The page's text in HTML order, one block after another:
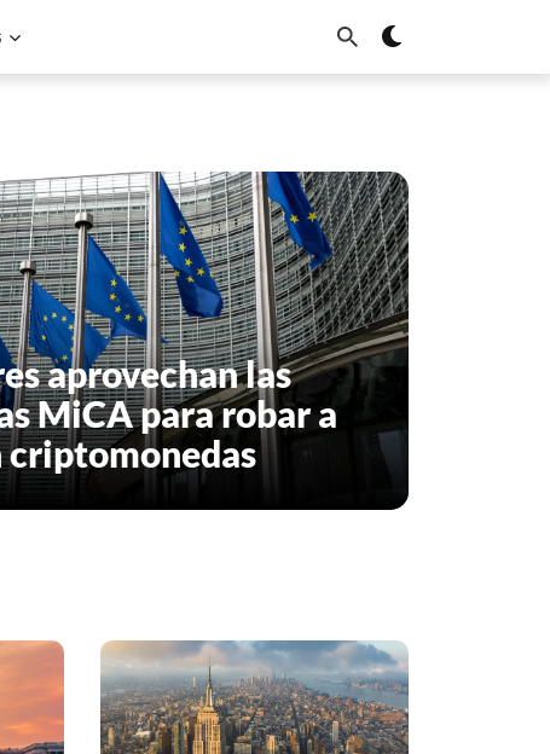
aprovechan las
MiCA para robar a
criptomonedas